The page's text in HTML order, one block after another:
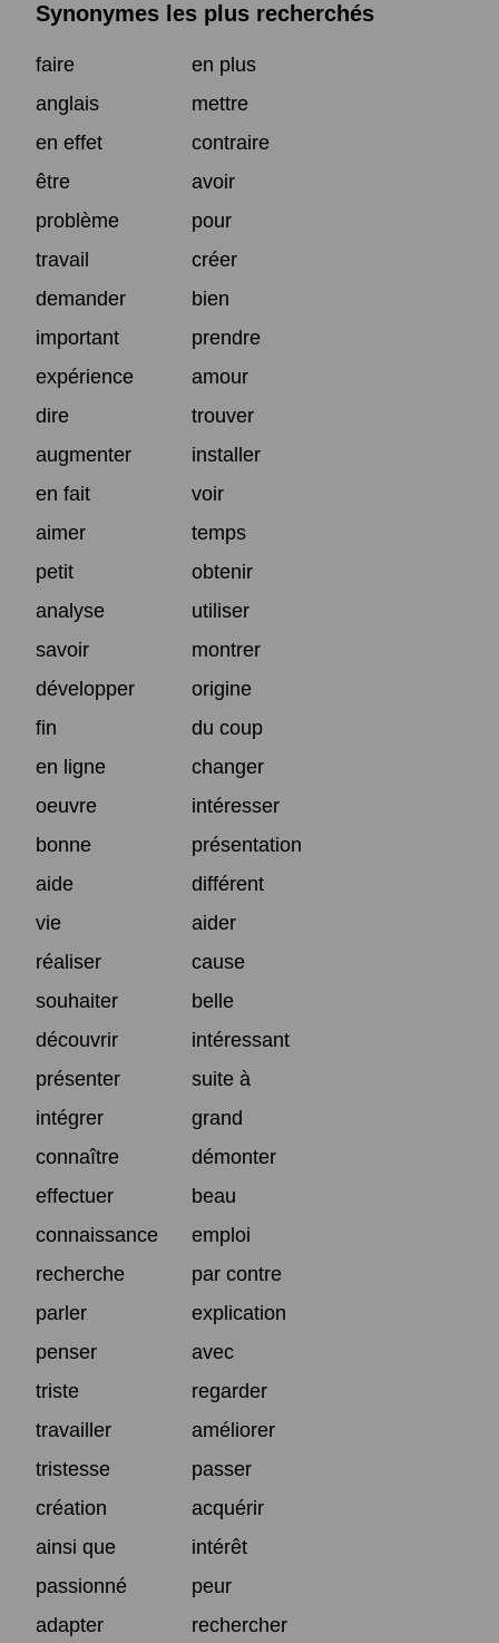
Synonymes les plus recherchés
faire
en plus
anglais
mettre
en effet
contraire
être
avoir
problème
pour
travail
créer
demander
bien
important
prendre
expérience
amour
dire
trouver
augmenter
installer
en fait
voir
aimer
temps
petit
obtenir
analyse
utiliser
savoir
montrer
développer
origine
fin
du coup
en ligne
changer
oeuvre
intéresser
bonne
présentation
aide
différent
vie
aider
réaliser
cause
souhaiter
belle
découvrir
intéressant
présenter
suite à
intégrer
grand
connaître
démonter
effectuer
beau
connaissance
emploi
recherche
par contre
parler
explication
penser
avec
triste
regarder
travailler
améliorer
tristesse
passer
création
acquérir
ainsi que
intérêt
passionné
peur
adapter
rechercher